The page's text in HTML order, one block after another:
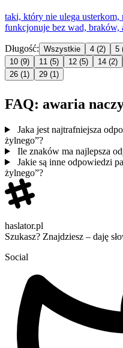
taki, który nie ulega usterkom,
funkcjonuje bez wad, braków,
Długość: Wszystkie 4 (2) 5
10 (9) 11 (5) 12 (5) 14 (2)
26 (1) 29 (1)
FAQ: awaria
Jaka jest najtrafniejsza
żylnego”?
Ile znaków ma najlepsza
Jakie są inne odpowiedzi
żylnego”?
haslator.pl
Szukasz? Znajdziesz – daję
Social